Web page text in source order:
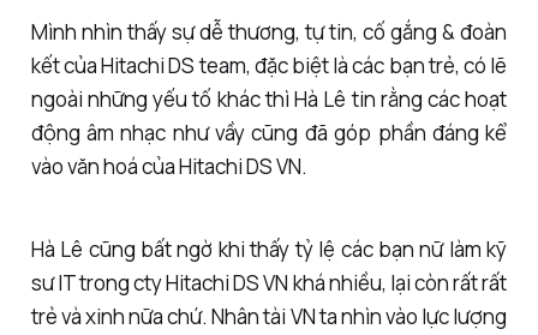
Mình nhìn thấy sự dễ thương, tự tin, cố gắng & đoàn
kết của Hitachi DS team, đặc biệt là các bạn trẻ, có lẽ
ngoài những yếu tố khác thì Hà Lê tin rằng các hoạt
động âm nhạc như vầy cũng đã góp phần đáng kể
vào văn hoá của Hitachi DS VN.
Hà Lê cũng bất ngờ khi thấy tỷ lệ các bạn nữ làm kỹ
sư IT trong cty Hitachi DS VN khá nhiều, lại còn rất rất
trẻ và xinh nữa chứ. Nhân tài VN ta nhìn vào lực lượng